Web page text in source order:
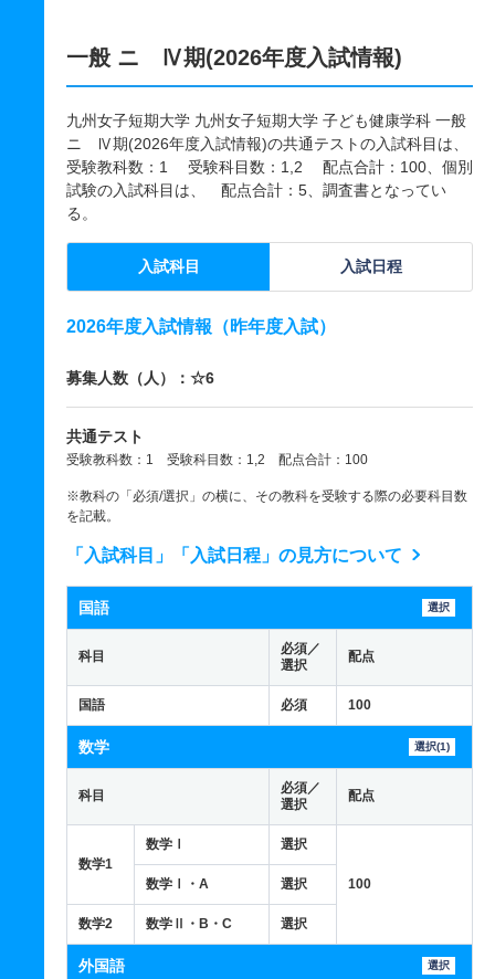
一般 ニ Ⅳ期(2026年度入試情報)
九州女子短期大学 九州女子短期大学 子ども健康学科 一般
ニ Ⅳ期(2026年度入試情報)の共通テストの入試科目は、
受験教科数：1 受験科目数：1,2 配点合計：100、個別
試験の入試科目は、 配点合計：5、調査書となってい
る。
入試科目 入試日程
2026年度入試情報（昨年度入試）
募集人数（人）：☆6
共通テスト
受験教科数：1 受験科目数：1,2 配点合計：100
※教科の「必須/選択」の横に、その教科を受験する際の必要科目数
を記載。
「入試科目」「入試日程」の見方について
国語 選択
科目
必須／
選択
配点
国語 必須 100
数学 選択(1)
科目
必須／
選択
配点
数学1
数学Ⅰ 選択
100
数学Ⅰ・A 選択
数学2 数学Ⅱ・B・C 選択
外国語 選択